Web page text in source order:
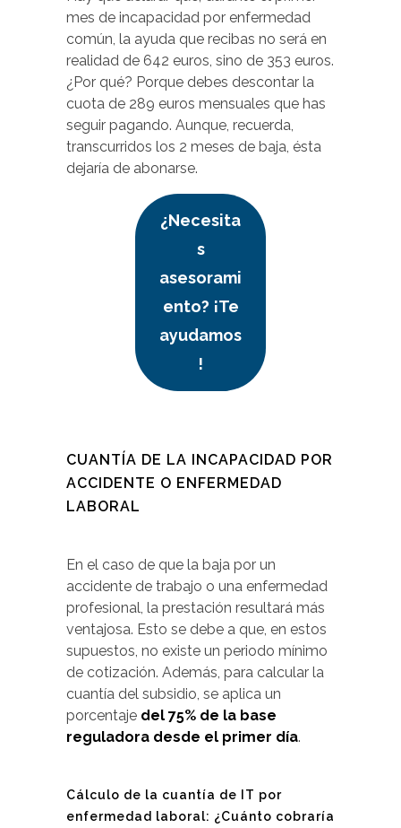
mes de incapacidad por enfermedad
común, la ayuda que recibas no será en
realidad de 642 euros, sino de 353 euros.
¿Por qué? Porque debes descontar la
cuota de 289 euros mensuales que has
seguir pagando. Aunque, recuerda,
transcurridos los 2 meses de baja, ésta
dejaría de abonarse.
¿Necesita
s
asesorami
ento? ¡Te
ayudamos
!
CUANTÍA DE LA INCAPACIDAD POR
ACCIDENTE O ENFERMEDAD
LABORAL
En el caso de que la baja por un
accidente de trabajo o una enfermedad
profesional, la prestación resultará más
ventajosa. Esto se debe a que, en estos
supuestos, no existe un periodo mínimo
de cotización. Además, para calcular la
cuantía del subsidio, se aplica un
porcentaje del 75% de la base
reguladora desde el primer día.
Cálculo de la cuantía de IT por
enfermedad laboral: ¿Cuánto cobraría